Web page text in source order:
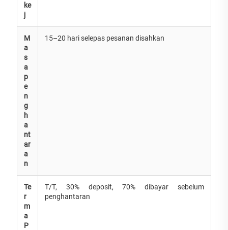
ke
j
M
a
s
a
p
e
n
g
h
a
nt
ar
a
n
15–20 hari selepas pesanan disahkan
Te
r
m
a
P
T/T, 30% deposit, 70% dibayar sebelum
penghantaran